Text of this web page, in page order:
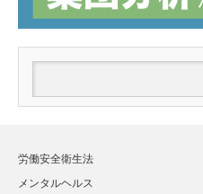
労働安全衛生法
メンタルヘルス